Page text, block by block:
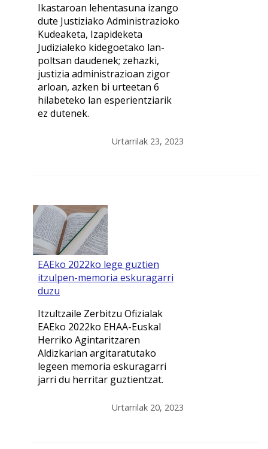
Ikastaroan lehentasuna izango
dute Justiziako Administrazioko
Kudeaketa, Izapideketa
Judizialeko kidegoetako lan-
poltsan daudenek; zehazki,
justizia administrazioan zigor
arloan, azken bi urteetan 6
hilabeteko lan esperientziarik
ez dutenek.
Urtarrilak 23, 2023
EAEko 2022ko lege guztien
itzulpen-memoria eskuragarri
duzu
Itzultzaile Zerbitzu Ofizialak
EAEko 2022ko EHAA-Euskal
Herriko Agintaritzaren
Aldizkarian argitaratutako
legeen memoria eskuragarri
jarri du herritar guztientzat.
Urtarrilak 20, 2023